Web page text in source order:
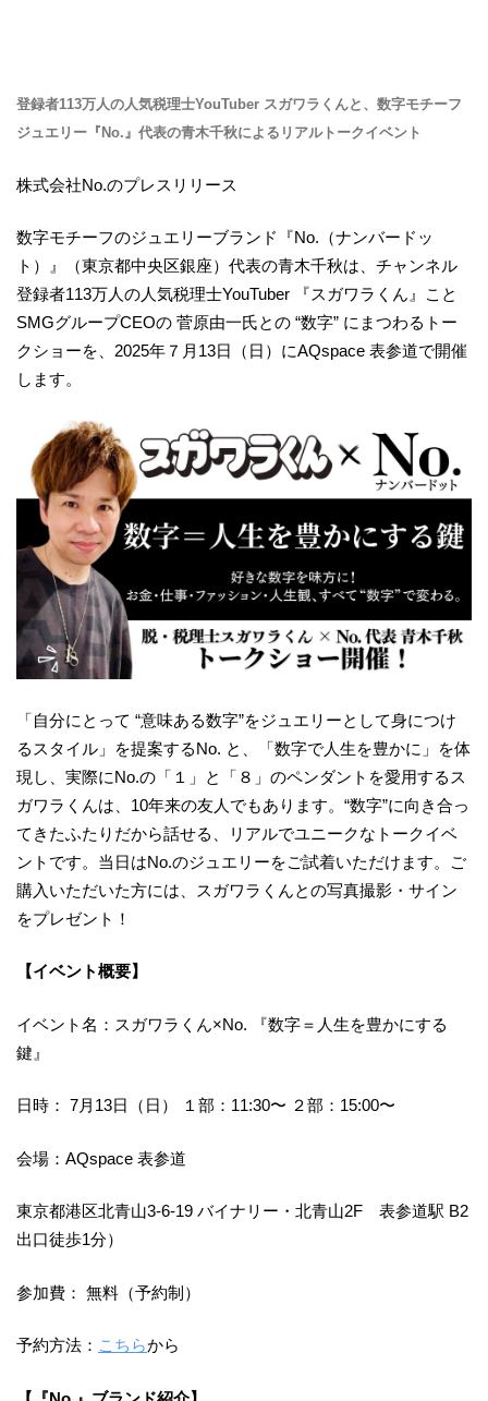
登録者113万人の人気税理士YouTuber スガワラくんと、数字モチーフ
ジュエリー『No.』代表の青木千秋によるリアルトークイベント
株式会社No.のプレスリリース
数字モチーフのジュエリーブランド『No.（ナンバードッ
ト）』（東京都中央区銀座）代表の青木千秋は、チャンネル
登録者113万人の人気税理士YouTuber 『スガワラくん』こと
SMGグループCEOの 菅原由一氏との “数字” にまつわるトー
クショーを、2025年７月13日（日）にAQspace 表参道で開催
します。
「自分にとって “意味ある数字”をジュエリーとして身につけ
るスタイル」を提案するNo. と、「数字で人生を豊かに」を体
現し、実際にNo.の「１」と「８」のペンダントを愛用するス
ガワラくんは、10年来の友人でもあります。“数字”に向き合っ
てきたふたりだから話せる、リアルでユニークなトークイベ
ントです。当日はNo.のジュエリーをご試着いただけます。ご
購入いただいた方には、スガワラくんとの写真撮影・サイン
をプレゼント！
【イベント概要】
イベント名：スガワラくん×No. 『数字＝人生を豊かにする
鍵』
日時： 7月13日（日） １部：11:30〜 ２部：15:00〜
会場：AQspace 表参道
東京都港区北⻘山3-6-19 バイナリー・北⻘山2F 表参道駅 B2
出口徒歩1分）
参加費： 無料（予約制）
予約方法： こちらから